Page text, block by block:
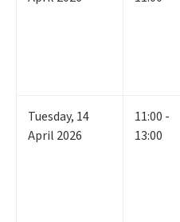
Tuesday, 14
April 2026
11:00 -
13:00